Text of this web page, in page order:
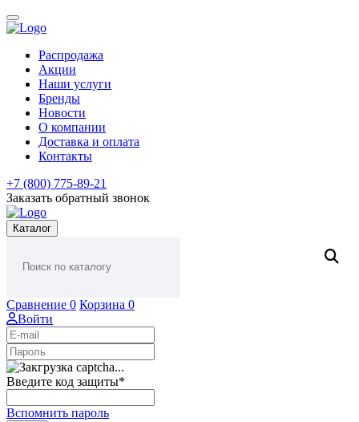
Распродажа
Акции
Наши услуги
Бренды
Новости
О компании
Доставка и оплата
Контакты
+7 (800) 775-89-21
Заказать обратный звонок
Каталог
Сравнение 0 Корзина 0
Войти
Введите код защиты*
Вспомнить пароль